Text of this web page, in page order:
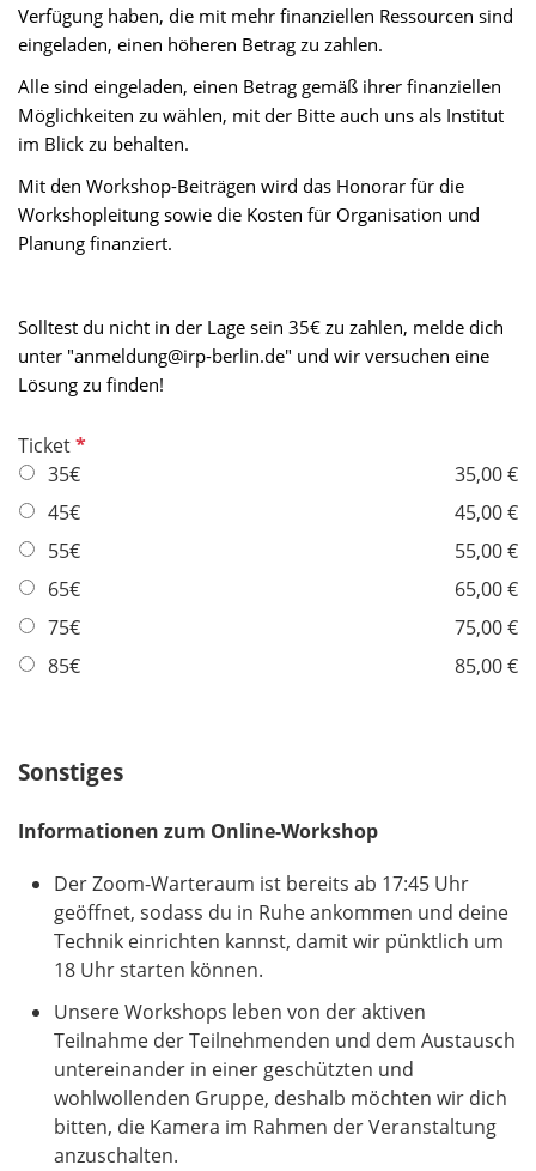
Verfügung haben, die mit mehr finanziellen Ressourcen sind
eingeladen, einen höheren Betrag zu zahlen.
Alle sind eingeladen, einen Betrag gemäß ihrer finanziellen
Möglichkeiten zu wählen, mit der Bitte auch uns als Institut
im Blick zu behalten.
Mit den Workshop-Beiträgen wird das Honorar für die
Workshopleitung sowie die Kosten für Organisation und
Planung finanziert.
Solltest du nicht in der Lage sein 35€ zu zahlen, melde dich
unter "anmeldung@irp-berlin.de" und wir versuchen eine
Lösung zu finden!
TicketP
f
l
c
h
t
e
35€
35,00 €
45€
45,00 €
55€
55,00 €
65€
65,00 €
75€
75,00 €
85€
85,00 €
Sonstiges
Informationen zum Online-Workshop
Der Zoom-Warteraum ist bereits ab 17:45 Uhr
geöffnet, sodass du in Ruhe ankommen und deine
Technik einrichten kannst, damit wir pünktlich um
18 Uhr starten können.
Unsere Workshops leben von der aktiven
Teilnahme der Teilnehmenden und dem Austausch
untereinander in einer geschützten und
wohlwollenden Gruppe, deshalb möchten wir dich
bitten, die Kamera im Rahmen der Veranstaltung
anzuschalten.